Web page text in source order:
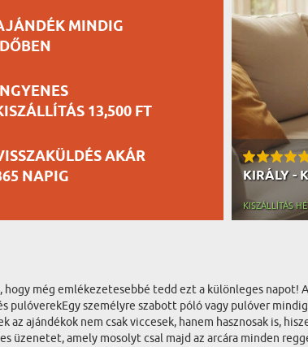
MINDIG
13,500 FT
AKÁR
NAPIG
KIRÁLY -
KISZÁLLÍTÁS
még emlékezetesebbé tedd ezt a különleges napot!
személyre szabott póló vagy pulóver
ajándékok nem csak viccesek, hanem hasznosak is,
üzenetet, amely mosolyt csal majd az arcára minden